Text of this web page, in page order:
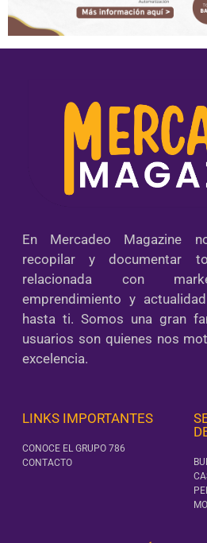
En Mercadeo Magazine
recopilar y documentar
relacionada con
emprendimiento y
hasta ti. Somos una gran
usuarios son quienes nos
excelencia.
LINKS IMPORTANTES
CONOCE EL GRUPO 786
CONTACTO